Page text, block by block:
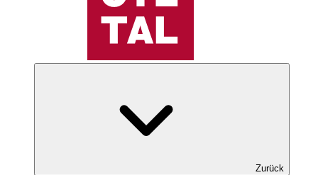
Zurück